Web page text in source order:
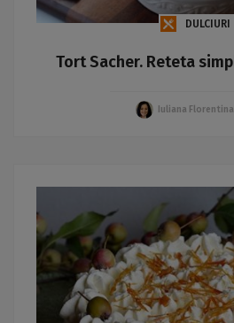
DULCIURI
Tort Sacher. Reteta
Iuliana